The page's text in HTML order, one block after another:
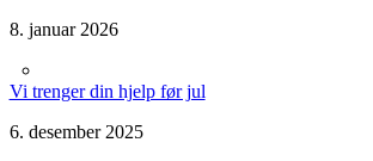
8. januar 2026
Vi trenger din hjelp før jul
6. desember 2025